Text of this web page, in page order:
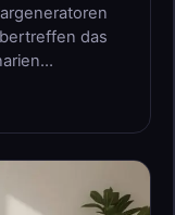
das